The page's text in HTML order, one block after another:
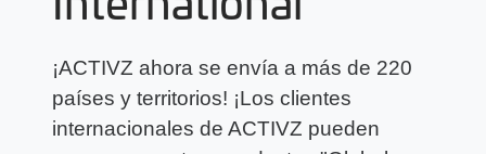
¡ACTIVZ ahora se envía a más de 220
países y territorios! ¡Los clientes
internacionales de ACTIVZ pueden